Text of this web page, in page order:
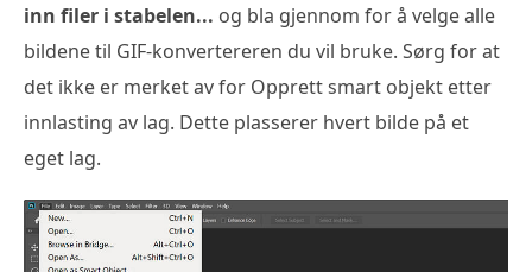
inn filer i stabelen... og bla gjennom for å velge alle
bildene til GIF-konvertereren du vil bruke. Sørg for at
det ikke er merket av for Opprett smart objekt etter
innlasting av lag. Dette plasserer hvert bilde på et
eget lag.